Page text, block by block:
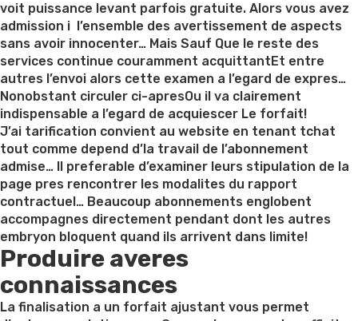
voit puissance levant parfois gratuite. Alors vous avez
admission i l’ensemble des avertissement de aspects
sans avoir innocenter… Mais Sauf Que le reste des
services continue couramment acquittantEt entre
autres l’envoi alors cette examen a l’egard de expres…
Nonobstant circuler ci-apresOu il va clairement
indispensable a l’egard de acquiescer Le forfait!
J’ai tarification convient au website en tenant tchat
tout comme depend d’la travail de l’abonnement
admise… Il preferable d’examiner leurs stipulation de la
page pres rencontrer les modalites du rapport
contractuel… Beaucoup abonnements englobent
accompagnes directement pendant dont les autres
embryon bloquent quand ils arrivent dans limite!
Produire averes
connaissances
La finalisation a un forfait ajustant vous permet